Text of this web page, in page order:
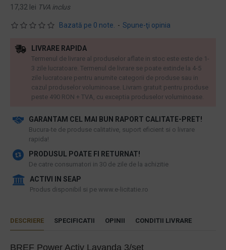
Bazată pe 0 note. - Spune-ţi opinia
17,32 lei TVA inclus
GARANTAM CEL MAI BUN RAPORT CALITATE-PRET!
​Bucura-te de produse calitative, suport eficient si o livrare
rapida!
PRODUSUL POATE FI RETURNAT!
De catre consumatori in 30 de zile de la achizitie
ACTIVI IN SEAP
Produs disponibil si pe www.e-licitatie.ro
LIVRARE RAPIDA
Termenul de livrare al produselor aflate in stoc este este de 1-
3 zile lucratoare. Termenul de livrare se poate extinde la 4-5
zile lucratoare pentru anumite categorii de produse sau in
cazul produselor voluminoase. Livram gratuit pentru produse
peste 490 RON + TVA, cu exceptia produselor voluminoase.
DESCRIERE SPECIFICATII OPINII CONDITII LIVRARE
BREF Power Activ Lavanda 3/set